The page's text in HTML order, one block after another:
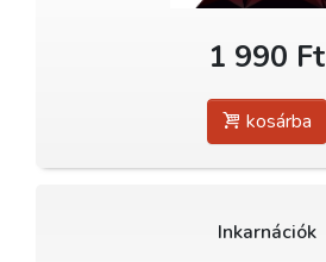
1 990 Ft
kosárba
Inkarnációk